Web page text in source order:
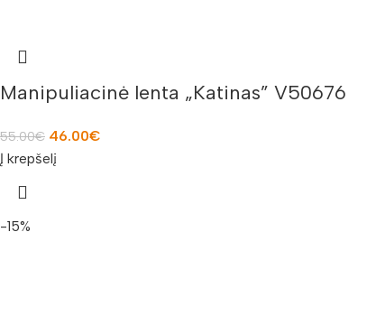
Manipuliacinė lenta „Katinas” V50676
55.00€ 46.00€
Į krepšelį
-15%